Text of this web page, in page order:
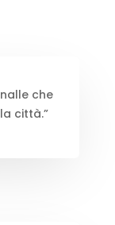
che
città.”